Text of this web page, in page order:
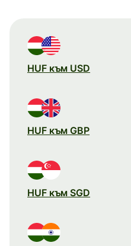
HUF към USD
HUF към GBP
HUF към SGD